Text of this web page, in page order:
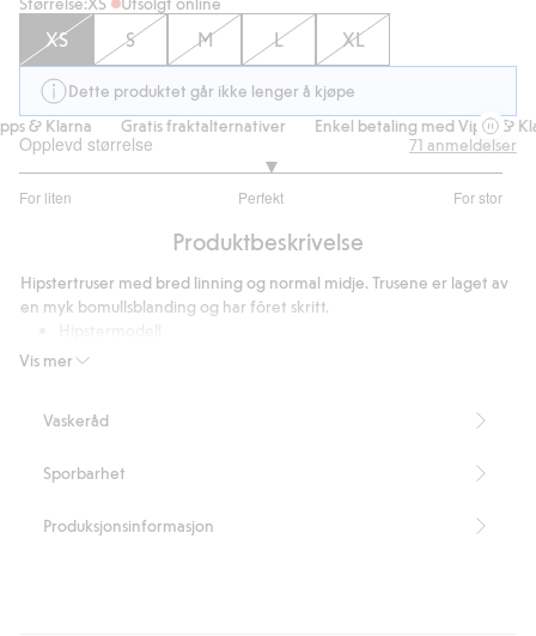
XS S M L XL
Dette produktet går ikke lenger å kjøpe
& Klarna
Gratis fraktalternativer Enkel betaling med Vipps &
Opplevd størrelse
For liten Perfekt For stor
av
54
stemmer
71 anmeldelser
Produktbeskrivelse
Vis mer
Hipstertruser med bred linning og normal midje. Trusene er laget av
en myk bomullsblanding og har fôret skritt.
Bred linning
Vaskeråd
Sporbarhet
Produksjonsinformasjon